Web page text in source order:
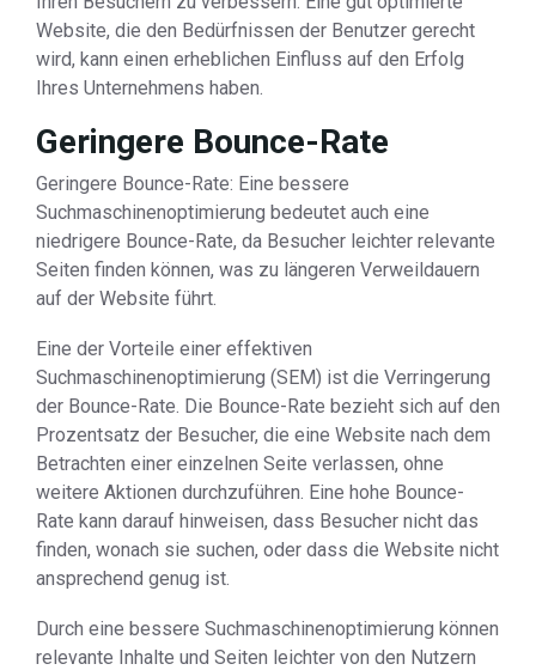
Website, die den Bedürfnissen der Benutzer gerecht
wird, kann einen erheblichen Einfluss auf den Erfolg
Ihres Unternehmens haben.
Geringere Bounce-Rate
Geringere Bounce-Rate: Eine bessere
Suchmaschinenoptimierung bedeutet auch eine
niedrigere Bounce-Rate, da Besucher leichter relevante
Seiten finden können, was zu längeren Verweildauern
auf der Website führt.
Eine der Vorteile einer effektiven
Suchmaschinenoptimierung (SEM) ist die Verringerung
der Bounce-Rate. Die Bounce-Rate bezieht sich auf den
Prozentsatz der Besucher, die eine Website nach dem
Betrachten einer einzelnen Seite verlassen, ohne
weitere Aktionen durchzuführen. Eine hohe Bounce-
Rate kann darauf hinweisen, dass Besucher nicht das
finden, wonach sie suchen, oder dass die Website nicht
ansprechend genug ist.
Durch eine bessere Suchmaschinenoptimierung können
relevante Inhalte und Seiten leichter von den Nutzern